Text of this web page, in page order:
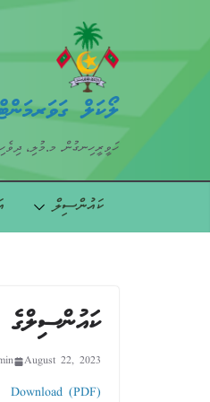
ލޯކަލް
ހަވީރީހިނގުން. މ.މުލި، ދިވެހިރާއްޖެ،
ކައުންސިލް
ކައުންސިލްގެ 4 ވަނަދައުރުގެ 48 ވަނަ ޢާންމު ޖަލްސާ
August 22, 2023
Download (PDF)